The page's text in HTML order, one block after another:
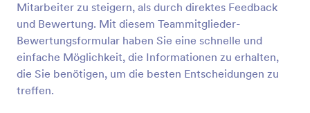
Mitarbeiter zu steigern, als durch direktes Feedback
und Bewertung. Mit diesem Teammitglieder-
Bewertungsformular haben Sie eine schnelle und
einfache Möglichkeit, die Informationen zu erhalten,
die Sie benötigen, um die besten Entscheidungen zu
treffen.